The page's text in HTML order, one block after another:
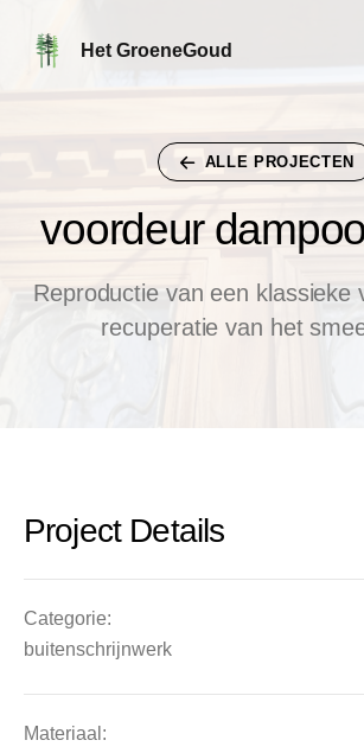
Het GroeneGoud
ALLE PROJECTEN
voordeur
voordeur dampoo
reproductie van een klassieke voordeur met
recuperatie van het
Project Details
Categorie:
buitenschrijnwerk
Materiaal: